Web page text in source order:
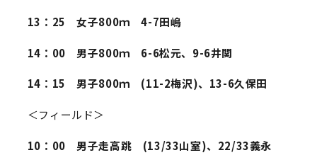
13：25 女子800ｍ 4-7田嶋
14：00 男子800ｍ 6-6松元、9-6井関
14：15 男子800ｍ (11-2梅沢)、13-6久保田
＜フィールド＞
10：00 男子走高跳 (13/33山室)、22/33義永